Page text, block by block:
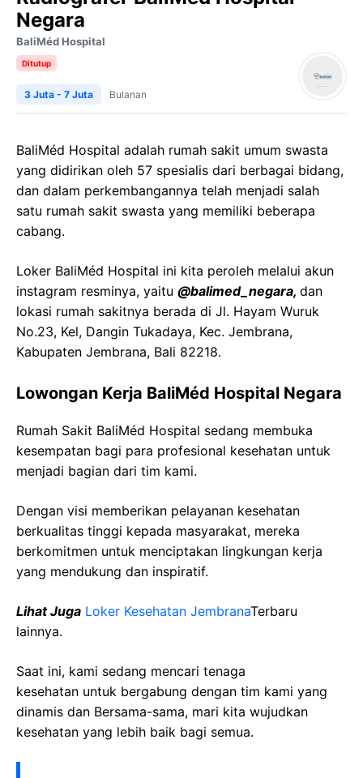
Negara
BaliMéd Hospital
Ditutup
3 Juta - 7 Juta Bulanan
BaliMéd Hospital adalah rumah sakit umum swasta
yang didirikan oleh 57 spesialis dari berbagai bidang,
dan dalam perkembangannya telah menjadi salah
satu rumah sakit swasta yang memiliki beberapa
cabang.
Loker BaliMéd Hospital ini kita peroleh melalui akun
instagram resminya, yaitu @balimed_negara, dan
lokasi rumah sakitnya berada di Jl. Hayam Wuruk
No.23, Kel, Dangin Tukadaya, Kec. Jembrana,
Kabupaten Jembrana, Bali 82218.
Lowongan Kerja BaliMéd Hospital Negara
Rumah Sakit BaliMéd Hospital sedang membuka
kesempatan bagi para profesional kesehatan untuk
menjadi bagian dari tim kami.
Dengan visi memberikan pelayanan kesehatan
berkualitas tinggi kepada masyarakat, mereka
berkomitmen untuk menciptakan lingkungan kerja
yang mendukung dan inspiratif.
Lihat Juga Loker Kesehatan JembranaTerbaru
lainnya.
Saat ini, kami sedang mencari tenaga
kesehatan untuk bergabung dengan tim kami yang
dinamis dan Bersama-sama, mari kita wujudkan
kesehatan yang lebih baik bagi semua.